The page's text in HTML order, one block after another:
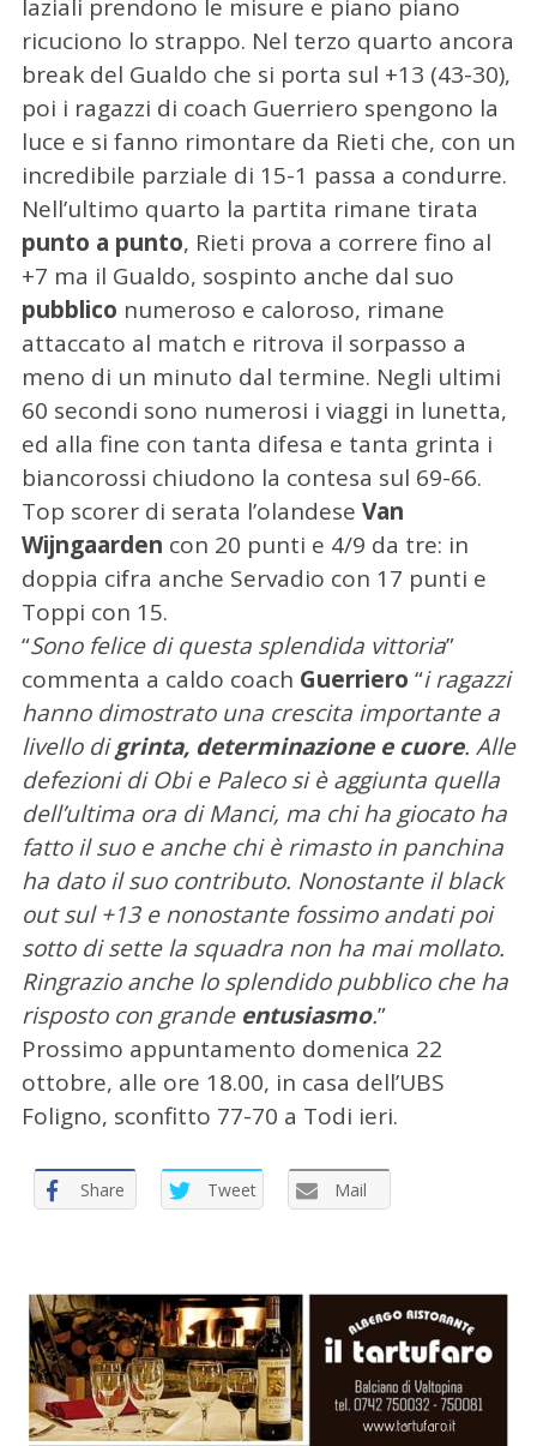
laziali prendono le misure e piano piano
ricuciono lo strappo. Nel terzo quarto ancora
break del Gualdo che si porta sul +13 (43-30),
poi i ragazzi di coach Guerriero spengono la
luce e si fanno rimontare da Rieti che, con un
incredibile parziale di 15-1 passa a condurre.
Nell’ultimo quarto la partita rimane tirata
punto a punto, Rieti prova a correre fino al
+7 ma il Gualdo, sospinto anche dal suo
pubblico numeroso e caloroso, rimane
attaccato al match e ritrova il sorpasso a
meno di un minuto dal termine. Negli ultimi
60 secondi sono numerosi i viaggi in lunetta,
ed alla fine con tanta difesa e tanta grinta i
biancorossi chiudono la contesa sul 69-66.
Top scorer di serata l’olandese Van
Wijngaarden con 20 punti e 4/9 da tre: in
doppia cifra anche Servadio con 17 punti e
Toppi con 15.
“Sono felice di questa splendida vittoria”
commenta a caldo coach Guerriero “i ragazzi
hanno dimostrato una crescita importante a
livello digrinta, determinazione e cuore. Alle
defezioni di Obi e Paleco si è aggiunta quella
dell’ultima ora di Manci, ma chi ha giocato ha
fatto il suo e anche chi è rimasto in panchina
ha dato il suo contributo. Nonostante il black
out sul +13 e nonostante fossimo andati poi
sotto di sette la squadra non ha mai mollato.
Ringrazio anche lo splendido pubblico che ha
risposto con grande entusiasmo.”
Prossimo appuntamento domenica 22
ottobre, alle ore 18.00, in casa dell’UBS
Foligno, sconfitto 77-70 a Todi ieri.
Share Tweet Mail
e
c
a
r
: